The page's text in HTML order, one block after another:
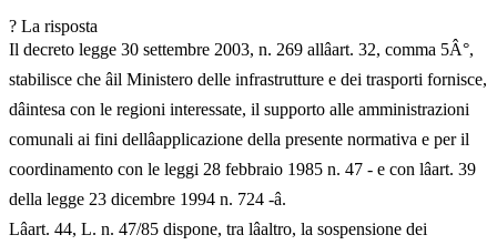
? La risposta
Il decreto legge 30 settembre 2003, n. 269 allâart. 32, comma 5Â°,
stabilisce che âil Ministero delle infrastrutture e dei trasporti fornisce,
dâintesa con le regioni interessate, il supporto alle amministrazioni
comunali ai fini dellâapplicazione della presente normativa e per il
coordinamento con le leggi 28 febbraio 1985 n. 47 - e con lâart. 39
della legge 23 dicembre 1994 n. 724 -â.
Lâart. 44, L. n. 47/85 dispone, tra lâaltro, la sospensione dei